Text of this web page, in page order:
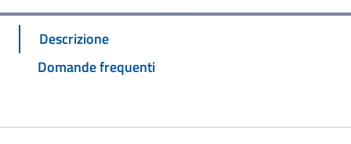
Descrizione
Domande frequenti